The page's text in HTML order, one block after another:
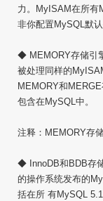
力。MyISAM在所有
非你配置MySQL默
◆ MEMORY存储引
被处理同样的
MEMORY和
包含在MySQL中。
注释：MEMORY存
◆ InnoDB和BDB存
的操作系统发布的
括在所 有MySQL